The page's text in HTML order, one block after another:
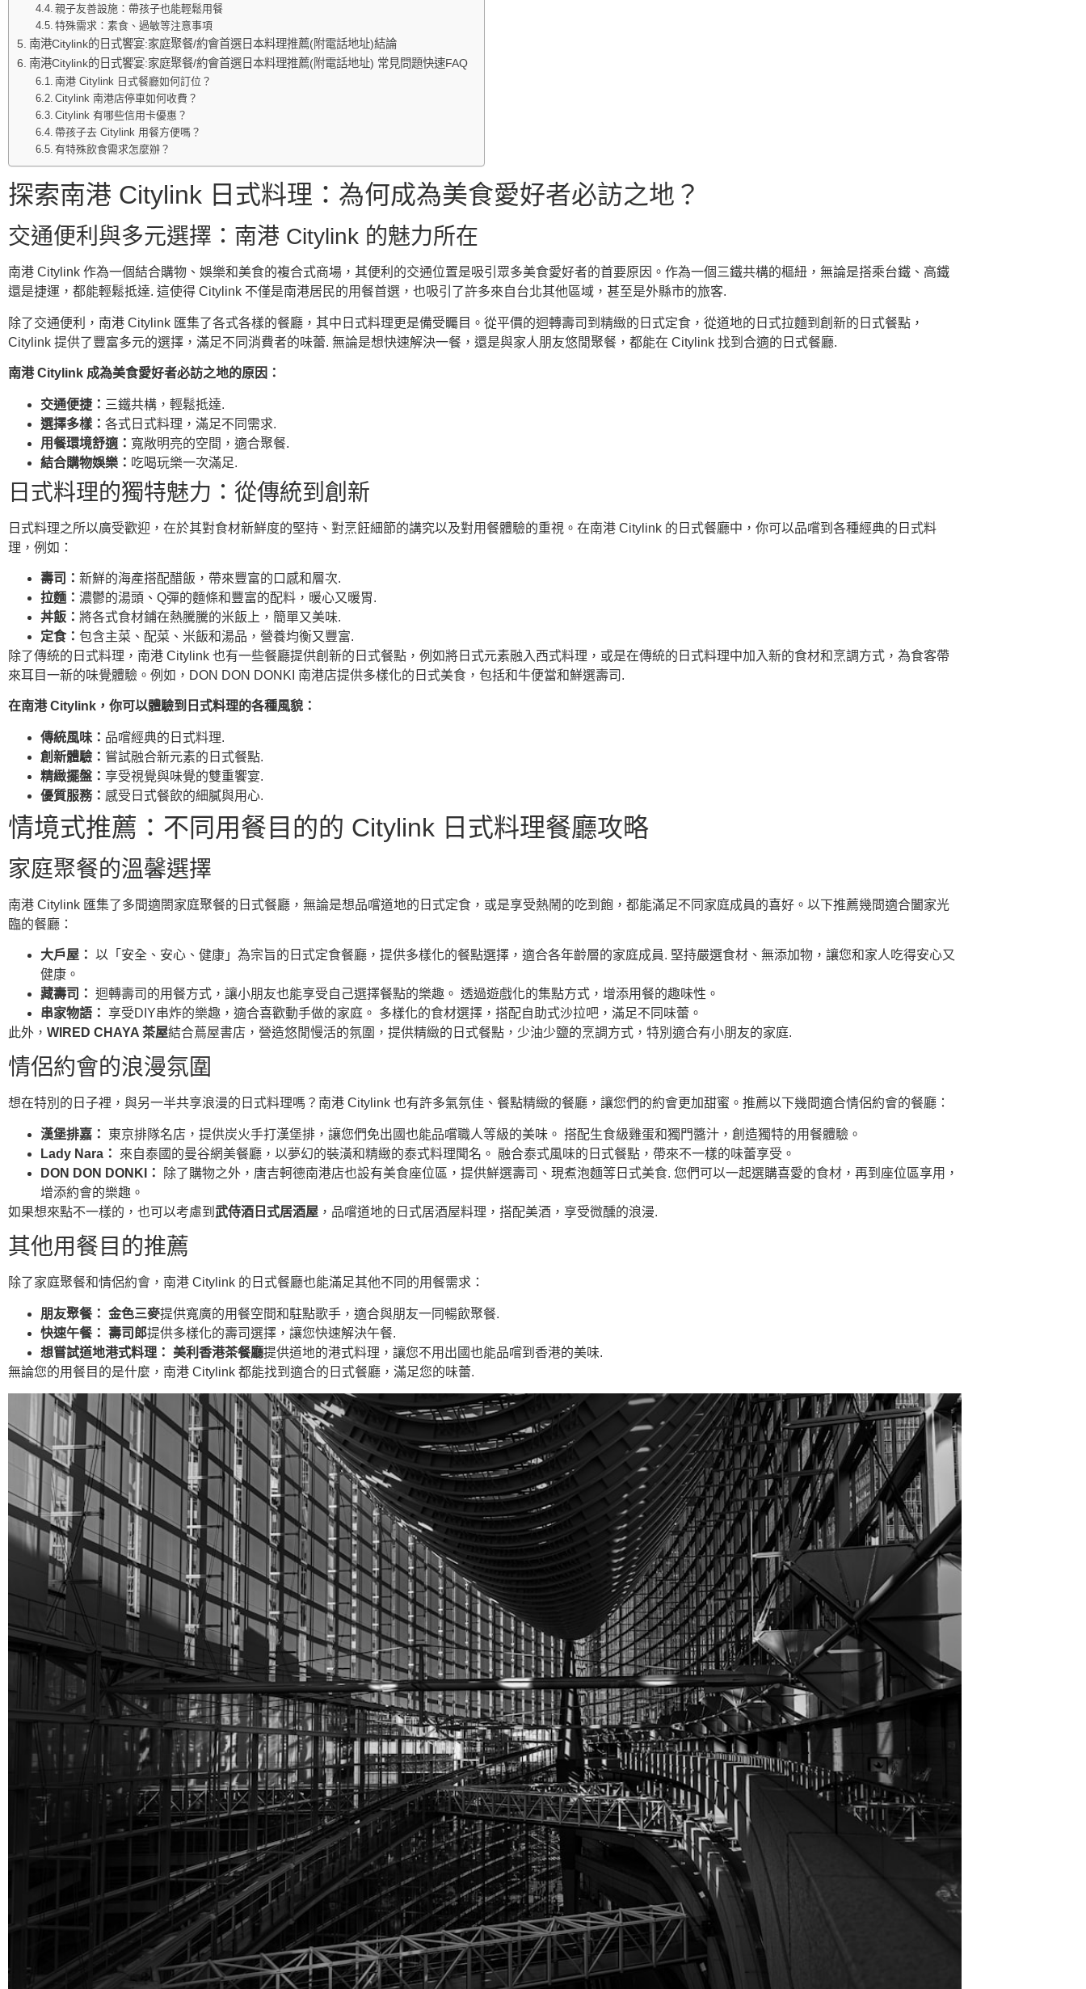
親子友善設施：帶孩子也能輕鬆用餐
特殊需求：素食、過敏等注意事項
南港Citylink的日式饗宴:家庭聚餐/約會首選日本料理推薦(附電話地址)結論
南港Citylink的日式饗宴:家庭聚餐/約會首選日本料理推薦(附電話地址) 常見問題快速FAQ
南港 Citylink 日式餐廳如何訂位？
Citylink 南港店停車如何收費？
Citylink 有哪些信用卡優惠？
帶孩子去 Citylink 用餐方便嗎？
有特殊飲食需求怎麼辦？
探索南港 Citylink 日式料理：為何成為美食愛好者必訪之地？
交通便利與多元選擇：南港 Citylink 的魅力所在
南港 Citylink 作為一個結合購物、娛樂和美食的複合式商場，其便利的交通位置是吸引眾多美食愛好者的首要原因。作為一個三鐵共構的樞紐，無論是搭乘台鐵、高鐵
還是捷運，都能輕鬆抵達. 這使得 Citylink 不僅是南港居民的用餐首選，也吸引了許多來自台北其他區域，甚至是外縣市的旅客.
除了交通便利，南港 Citylink 匯集了各式各樣的餐廳，其中日式料理更是備受矚目。從平價的迴轉壽司到精緻的日式定食，從道地的日式拉麵到創新的日式餐點，
Citylink 提供了豐富多元的選擇，滿足不同消費者的味蕾. 無論是想快速解決一餐，還是與家人朋友悠閒聚餐，都能在 Citylink 找到合適的日式餐廳.
南港 Citylink 成為美食愛好者必訪之地的原因：
交通便捷： 三鐵共構，輕鬆抵達.
選擇多樣： 各式日式料理，滿足不同需求.
用餐環境舒適： 寬敞明亮的空間，適合聚餐.
結合購物娛樂： 吃喝玩樂一次滿足.
日式料理的獨特魅力：從傳統到創新
日式料理之所以廣受歡迎，在於其對食材新鮮度的堅持、對烹飪細節的講究以及對用餐體驗的重視。在南港 Citylink 的日式餐廳中，你可以品嚐到各種經典的日式料
理，例如：
壽司： 新鮮的海產搭配醋飯，帶來豐富的口感和層次.
拉麵： 濃鬱的湯頭、Q彈的麵條和豐富的配料，暖心又暖胃.
丼飯： 將各式食材鋪在熱騰騰的米飯上，簡單又美味.
定食： 包含主菜、配菜、米飯和湯品，營養均衡又豐富.
除了傳統的日式料理，南港 Citylink 也有一些餐廳提供創新的日式餐點，例如將日式元素融入西式料理，或是在傳統的日式料理中加入新的食材和烹調方式，為食客帶
來耳目一新的味覺體驗。例如，DON DON DONKI 南港店提供多樣化的日式美食，包括和牛便當和鮮選壽司.
在南港 Citylink，你可以體驗到日式料理的各種風貌：
傳統風味： 品嚐經典的日式料理.
創新體驗： 嘗試融合新元素的日式餐點.
精緻擺盤： 享受視覺與味覺的雙重饗宴.
優質服務： 感受日式餐飲的細膩與用心.
情境式推薦：不同用餐目的的 Citylink 日式料理餐廳攻略
家庭聚餐的溫馨選擇
南港 Citylink 匯集了多間適閤家庭聚餐的日式餐廳，無論是想品嚐道地的日式定食，或是享受熱鬧的吃到飽，都能滿足不同家庭成員的喜好。以下推薦幾間適合闔家光
臨的餐廳：
大戶屋： 以「安全、安心、健康」為宗旨的日式定食餐廳，提供多樣化的餐點選擇，適合各年齡層的家庭成員. 堅持嚴選食材、無添加物，讓您和家人吃得安心又
健康。
藏壽司： 迴轉壽司的用餐方式，讓小朋友也能享受自己選擇餐點的樂趣。 透過遊戲化的集點方式，增添用餐的趣味性。
串家物語： 享受DIY串炸的樂趣，適合喜歡動手做的家庭。 多樣化的食材選擇，搭配自助式沙拉吧，滿足不同味蕾。
此外， WIRED CHAYA 茶屋結合蔦屋書店，營造悠閒慢活的氛圍，提供精緻的日式餐點，少油少鹽的烹調方式，特別適合有小朋友的家庭.
情侶約會的浪漫氛圍
想在特別的日子裡，與另一半共享浪漫的日式料理嗎？南港 Citylink 也有許多氣氛佳、餐點精緻的餐廳，讓您們的約會更加甜蜜。推薦以下幾間適合情侶約會的餐廳：
漢堡排嘉：
東京排隊名店，提供炭火手打漢堡排，讓您們免出國也能品嚐職人等級的美味。 搭配生食級雞蛋和獨門醬汁，創造獨特的用餐體驗。
Lady Nara：
來自泰國的曼谷網美餐廳，以夢幻的裝潢和精緻的泰式料理聞名。 融合泰式風味的日式餐點，帶來不一樣的味蕾享受。
DON DON DONKI：
除了購物之外，唐吉軻德南港店也設有美食座位區，提供鮮選壽司、現煮泡麵等日式美食. 您們可以一起選購喜愛的食材，再到座位區享用，
增添約會的樂趣。
如果想來點不一樣的，也可以考慮到 武侍酒日式居酒屋 ，品嚐道地的日式居酒屋料理，搭配美酒，享受微醺的浪漫.
其他用餐目的推薦
除了家庭聚餐和情侶約會，南港 Citylink 的日式餐廳也能滿足其他不同的用餐需求：
朋友聚餐： 金色三麥提供寬廣的用餐空間和駐點歌手，適合與朋友一同暢飲聚餐.
快速午餐： 壽司郎提供多樣化的壽司選擇，讓您快速解決午餐.
想嘗試道地港式料理：
美利香港茶餐廳提供道地的港式料理，讓您不用出國也能品嚐到香港的美味.
無論您的用餐目的是什麼，南港 Citylink 都能找到適合的日式餐廳，滿足您的味蕾.